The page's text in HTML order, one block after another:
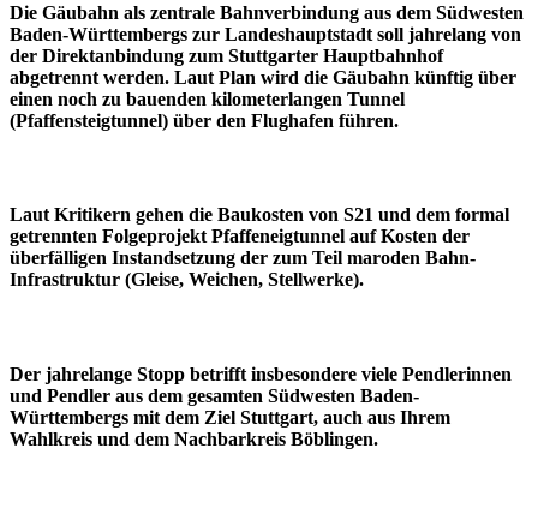
Die Gäubahn als zentrale Bahnverbindung aus dem Südwesten
Baden-Württembergs zur Landeshauptstadt soll jahrelang von
der Direktanbindung zum Stuttgarter Hauptbahnhof
abgetrennt werden. Laut Plan wird die Gäubahn künftig über
einen noch zu bauenden kilometerlangen Tunnel
(Pfaffensteigtunnel) über den Flughafen führen.
Laut Kritikern gehen die Baukosten von S21 und dem formal
getrennten Folgeprojekt Pfaffeneigtunnel auf Kosten der
überfälligen Instandsetzung der zum Teil maroden Bahn-
Infrastruktur (Gleise, Weichen, Stellwerke).
Der jahrelange Stopp betrifft insbesondere viele Pendlerinnen
und Pendler aus dem gesamten Südwesten Baden-
Württembergs mit dem Ziel Stuttgart, auch aus Ihrem
Wahlkreis und dem Nachbarkreis Böblingen.